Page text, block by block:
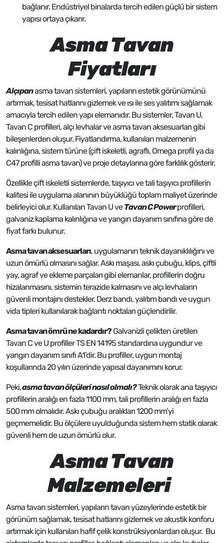
bağlanır. Endüstriyel binalarda tercih edilen güçlü bir sistem
yapısı ortaya çıkarır.
Asma Tavan
Fiyatları
Alçıpanasma tavan sistemleri, yapıların estetik görünümünü
artırmak, tesisat hatlarını gizlemek ve ısı ile ses yalıtımı sağlamak
amacıyla tercih edilen yapı elemanıdır. Bu sistemler, Tavan U,
Tavan C profilleri, alçı levhalar ve asma tavan aksesuarları gibi
bileşenlerden oluşur. Fiyatlandırma, kullanılan malzemenin
kalınlığına, sistem türüne (çift iskeletli, agraflı, Omega profil ya da
C47 profilli asma tavan) ve proje detaylarına göre farklılık gösterir.
Özellikle çift iskeletli sistemlerde, taşıyıcı ve tali taşıyıcı profillerin
kalitesi ile uygulama alanının büyüklüğü toplam maliyet üzerinde
belirleyici olur. Kullanılan Tavan U veTavan C Powerprofilleri,
galvaniz kaplama kalınlığına ve yangın dayanım sınıfına göre de
fiyat farkı bulunur.
Asma tavan aksesuarları, uygulamanın teknik dayanıklılığını ve
uzun ömürlü olmasını sağlar. Askı maşası, askı çubuğu, klips, çiftli
yay, agraf ve ekleme parçaları gibi elemanlar, profillerin doğru
hizalanmasını, sistemin terazide kalmasını ve alçı levhaların
güvenli montajını destekler. Derz bandı, yalıtım bandı ve uygun
vida tipleri kullanılarak bağlantı noktaları güçlendirilir.
Asma tavan ömrü ne kadardır? Galvanizli çelikten üretilen
Tavan C ve U profiller TS EN 14195 standardına uygundur ve
yangın dayanım sınıfı A1’dir. Bu profiller, uygun montaj
koşullarında 20 yılın üzerinde yapısal dayanımını korur.
Peki,asma tavan ölçüleri nasıl olmalı?Teknik olarak ana taşıyıcı
profillerin aralığı en fazla 1100 mm, tali profillerin aralığı en fazla
500 mm olmalıdır. Askı çubuğu aralıkları 1200 mm’yi
geçmemelidir. Bu ölçülere uyulduğunda sistem hem statik olarak
güvenli hem de uzun ömürlü olur.
Asma Tavan
Malzemeleri
Asma tavan sistemleri, yapıların tavan yüzeylerinde estetik bir
görünüm sağlamak, tesisat hatlarını gizlemek ve akustik konforu
artırmak için kullanılan hafif çelik konstrüksiyonlardan oluşur. Bu